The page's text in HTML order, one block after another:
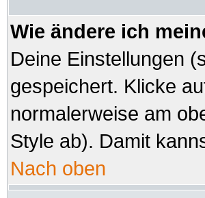
Wie ändere ich
Deine Einstellungen
gespeichert. Klicke
normalerweise am
Style ab). Damit
Nach oben